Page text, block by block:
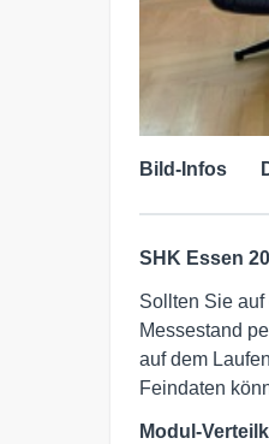
Bild-Infos
SHK Essen
Sollten Sie
Messestand
auf dem
Feindaten
Modul-